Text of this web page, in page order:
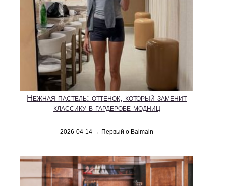
Нежная пастель: оттенок, который заменит
классику в гардеробе модниц
2026-04-14 → Первый о Balmain